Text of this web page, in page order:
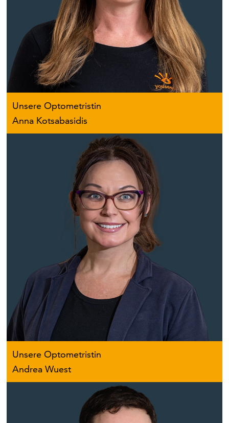
Unsere Optometristin
Anna Kotsabasidis
Unsere Optometristin
Andrea Wuest